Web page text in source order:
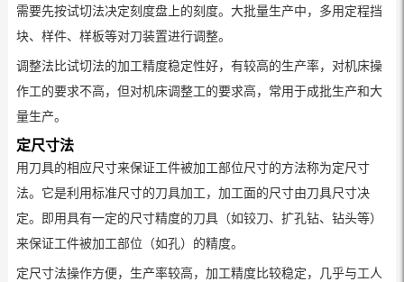
需要先按试切法决定刻度盘上的刻度。大批量生产中，多用定程挡
块、样件、样板等对刀装置进行调整。
调整法比试切法的加工精度稳定性好，有较高的生产率，对机床操
作工的要求不高，但对机床调整工的要求高，常用于成批生产和大
量生产。
定尺寸法
用刀具的相应尺寸来保证工件被加工部位尺寸的方法称为定尺寸
法。它是利用标准尺寸的刀具加工，加工面的尺寸由刀具尺寸决
定。即用具有一定的尺寸精度的刀具（如铰刀、扩孔钻、钻头等）
来保证工件被加工部位（如孔）的精度。
定尺寸法操作方便，生产率较高，加工精度比较稳定，几乎与工人